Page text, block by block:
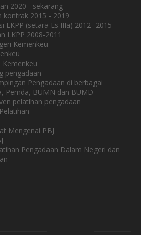
2020 - sekarang
kontrak 2015 - 2019
LKPP (setara Es IIIa) 2012- 2015
LKPP 2008-2011
Kemenkeu
Kemenkeu
pengadaan
Pengadaan di berbagai
Pemda, BUMN dan BUMD
pelatihan pengadaan
Mengenai PBJ
Pengadaan Dalam Negeri dan